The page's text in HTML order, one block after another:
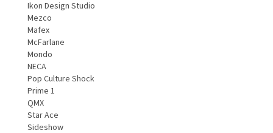
Ikon Design Studio
Mezco
Mafex
McFarlane
Mondo
NECA
Pop Culture Shock
Prime 1
QMX
Star Ace
Sideshow